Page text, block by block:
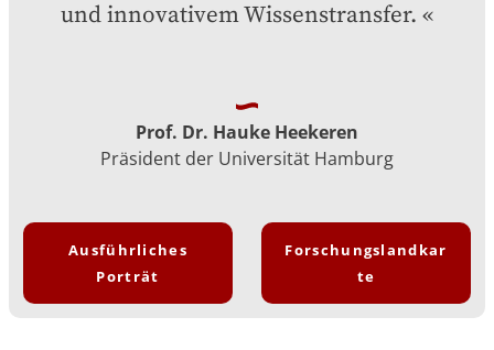
und innovativem Wissenstransfer.
Prof. Dr. Hauke Heekeren
Präsident der Universität Hamburg
Ausführliches
Porträt
Forschungslandkar
te